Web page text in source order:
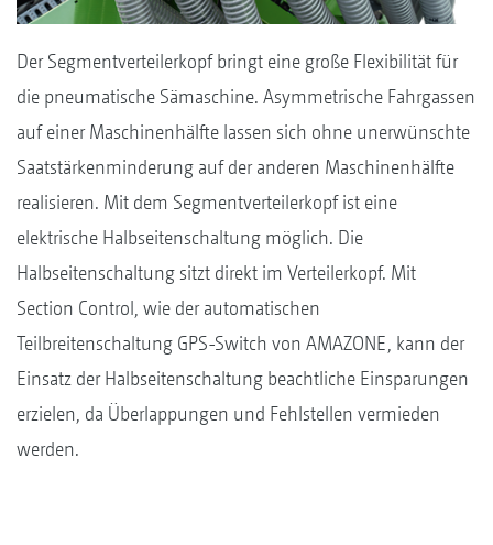
Der Segmentverteilerkopf bringt eine große Flexibilität für
die pneumatische Sämaschine. Asymmetrische Fahrgassen
auf einer Maschinenhälfte lassen sich ohne unerwünschte
Saatstärkenminderung auf der anderen Maschinenhälfte
realisieren. Mit dem Segmentverteilerkopf ist eine
elektrische Halbseitenschaltung möglich. Die
Halbseitenschaltung sitzt direkt im Verteilerkopf. Mit
Section Control, wie der automatischen
Teilbreitenschaltung GPS-Switch von AMAZONE, kann der
Einsatz der Halbseitenschaltung beachtliche Einsparungen
erzielen, da Überlappungen und Fehlstellen vermieden
werden.